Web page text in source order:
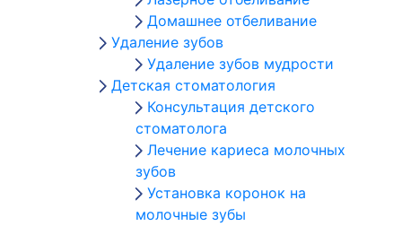
Домашнее отбеливание
Удаление зубов
Удаление зубов мудрости
Детская стоматология
Консультация детского
стоматолога
Лечение кариеса молочных
зубов
Установка коронок на
молочные зубы